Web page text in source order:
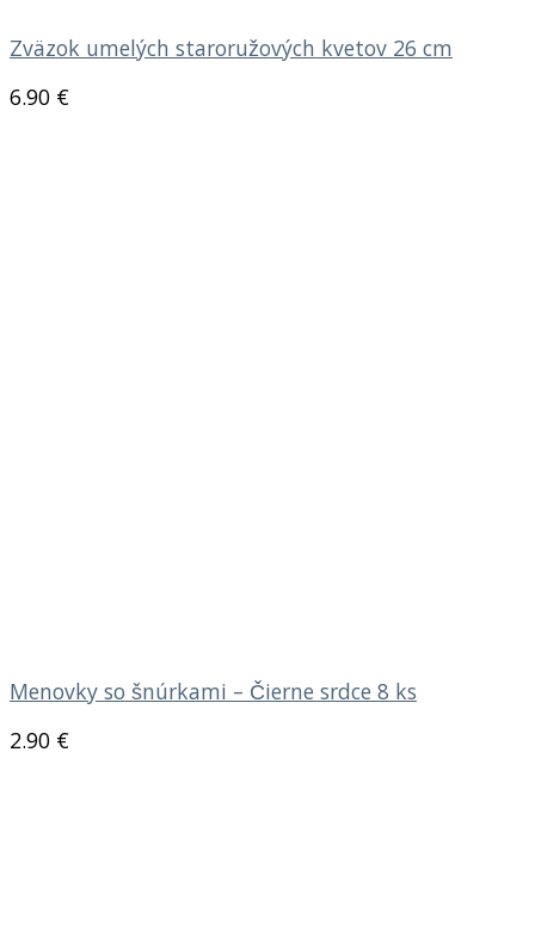
Zväzok umelých staroružových kvetov 26 cm
6.90 €
Menovky so šnúrkami – Čierne srdce 8 ks
2.90 €